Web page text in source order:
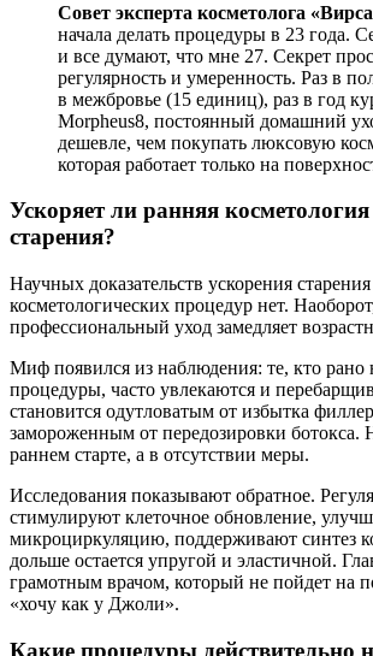
Совет эксперта косметолога
начала делать процедуры в 23 года.
и все думают, что мне 27. Секрет
регулярность и умеренность. Раз в
в межбровье (15 единиц), раз в год
Morpheus8, постоянный домашний
дешевле, чем покупать люксовую
которая работает только на
Ускоряет ли ранняя косметология
старения?
Научных доказательств ускорения
косметологических процедур нет.
профессиональный уход замедляет
Миф появился из наблюдения: те, кто рано
процедуры, часто увлекаются и
становится одутловатым от избытка
замороженным от передозировки ботокса.
раннем старте, а в отсутствии меры.
Исследования показывают обратное.
стимулируют клеточное обновление,
микроциркуляцию, поддерживают синтез
дольше остается упругой и эластичной.
грамотным врачом, который не пойдет на
«хочу как у Джоли».
Какие процедуры действительно